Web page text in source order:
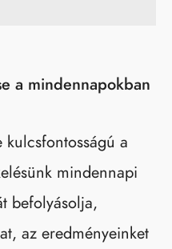
a mindennapokban
kulcsfontosságú a
mindennapi
befolyásolja,
az eredményeinket